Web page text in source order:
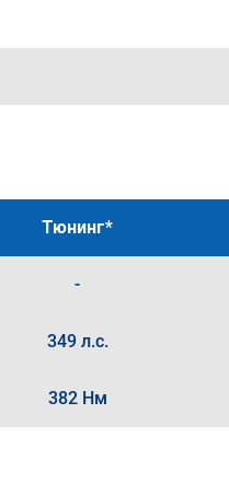
Тюнинг*
-
349 л.с.
382 Нм